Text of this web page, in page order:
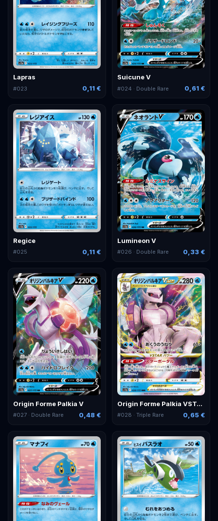
Lapras
#023 0,11 €
Suicune V
#024 · Double Rare 0,61 €
Regice
#025 0,11 €
Lumineon V
#026 · Double Rare 0,33 €
Origin Forme Palkia V
#027 · Double Rare 0,48 €
Origin Forme Palkia VSTAR
#028 · Triple Rare 0,65 €